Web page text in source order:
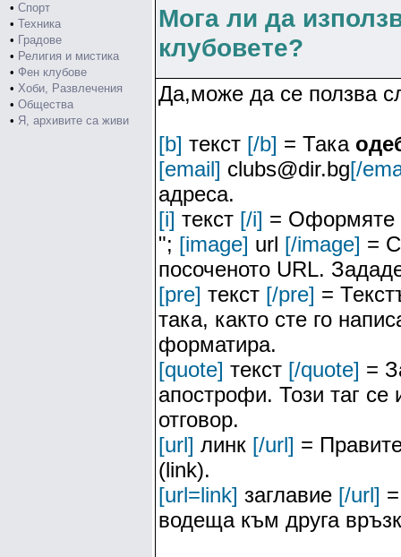
• Спорт
• Техника
• Градове
• Религия и мистика
• Фен клубове
• Хоби, Развлечения
• Общества
• Я, архивите са живи
Мога ли да
клубовете?
Да,може да се ползва
[b] текст [/b] = Така
[email] clubs@dir.bg[/
адреса.
[i] текст [/i] = Оформяте
"; [image] url [/image] =
посоченото URL.
[pre] текст [/pre] =
така, както сте го
форматира.
[quote] текст [/quote] =
апострофи. Този таг
отговор.
[url] линк [/url] =
(link).
[url=link] заглавие [/url]
водеща към друга